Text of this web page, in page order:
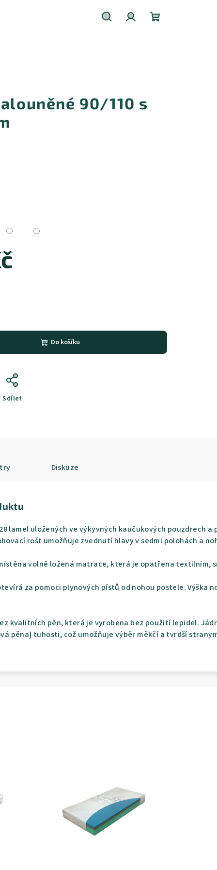
90/110 s
Do košíku
Sdílet
Diskuze
lamel uložených ve výkyvných kaučukových
rošt umožňuje zvednutí hlavy v sedmi polohách a
volně ložená matrace, která je opatřena textilním,
za pomoci plynových pístů od nohou postele. Výška
kvalitních pěn, která je vyrobena bez použití lepidel.
pěna] tuhosti, což umožňuje výběr měkčí a tvrdší